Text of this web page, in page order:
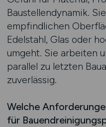
Baustellendynamik.
empfindlichen
Edelstahl, Glas oder
umgeht. Sie arbeiten
parallel zu letzten
zuverlässig.
Welche
für